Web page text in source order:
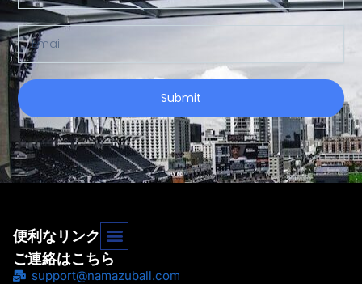
Submit
便利なリンク
ご連絡はこちら
support@namazuball.com